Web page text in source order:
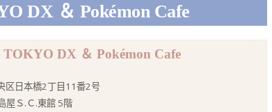
DX ＆ Pokémon Cafe
DX ＆ Pokémon Cafe
区日本橋2丁目11番2号
屋Ｓ.Ｃ.東館 5階